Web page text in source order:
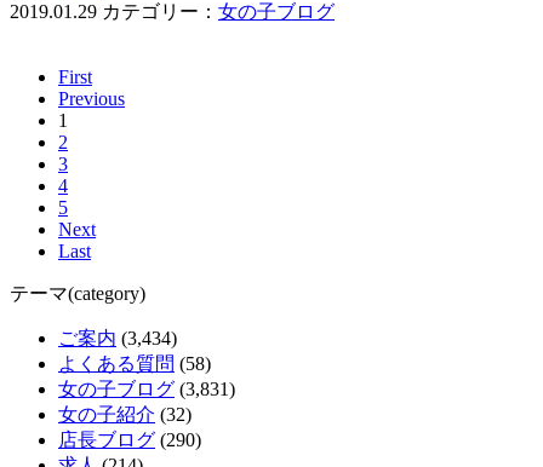
2019.01.29 カテゴリー： 女の子ブログ
First
Previous
1
2
3
4
5
Next
Last
テーマ(category)
ご案内 (3,434)
よくある質問 (58)
女の子ブログ (3,831)
女の子紹介 (32)
店長ブログ (290)